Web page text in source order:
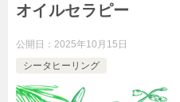
オイルセラピー
公開日： 2025年10月15日
シータヒーリング